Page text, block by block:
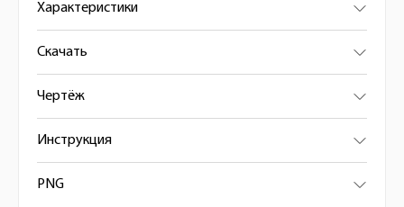
Характеристики
Скачать
Чертёж
Инструкция
PNG